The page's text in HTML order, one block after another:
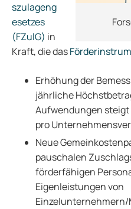
szulageng
esetzes
(FZulG) in
Kraft, die das
Erhöhung der
jährliche
Aufwendungen steigt
pro
Neue
pauschalen
förderfähigen
Eigenleistungen von